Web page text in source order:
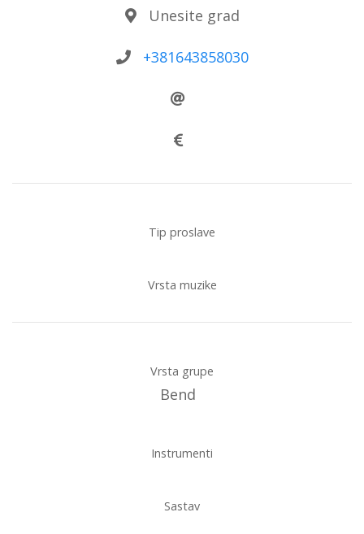
Unesite grad
+381643858030
Tip proslave
Vrsta muzike
Vrsta grupe
Bend
Instrumenti
Sastav